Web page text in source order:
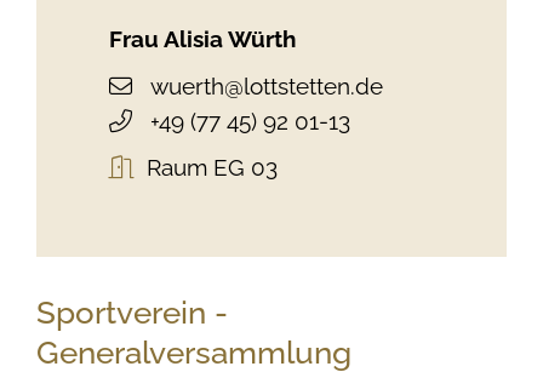
Frau AlisiaWürth
wuerth@lottstetten.de
+49 (77 45) 92 01-13
Raum EG 03
Sportverein -
Generalversammlung